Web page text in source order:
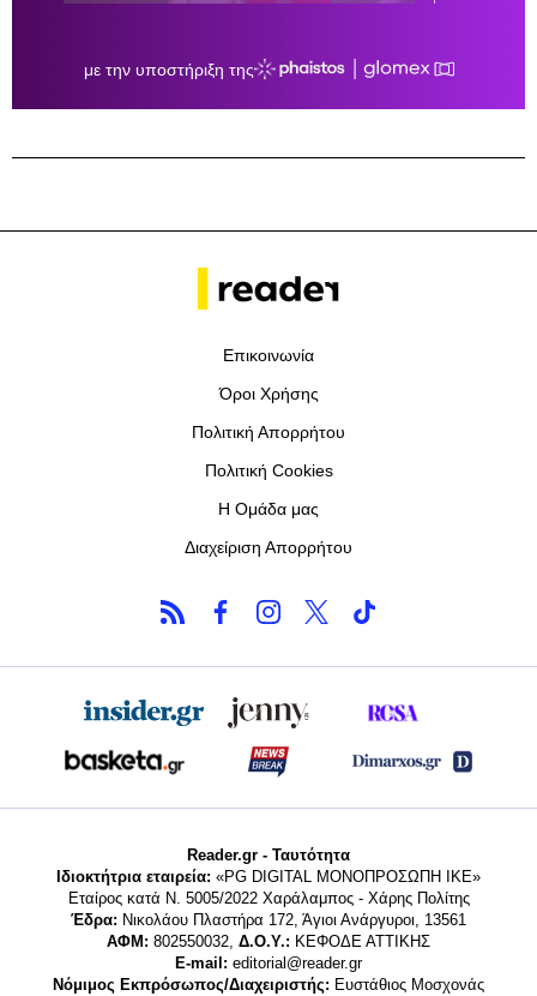
Επικοινωνία
Όροι Χρήσης
Πολιτική Απορρήτου
Πολιτική Cookies
Η Ομάδα μας
Διαχείριση Απορρήτου
Reader.gr - Ταυτότητα
Ιδιοκτήτρια εταιρεία: «PG DIGITAL MONΟΠΡΟΣΩΠΗ ΙΚΕ»
Εταίρος κατά Ν. 5005/2022 Χαράλαμπος - Χάρης Πολίτης
Έδρα: Νικολάου Πλαστήρα 172, Άγιοι Ανάργυροι, 13561
ΑΦΜ: 802550032, Δ.Ο.Υ.: ΚΕΦΟΔΕ ΑΤΤΙΚΗΣ
E-mail: editorial@reader.gr
Νόμιμος Εκπρόσωπος/Διαχειριστής: Ευστάθιος Μοσχονάς